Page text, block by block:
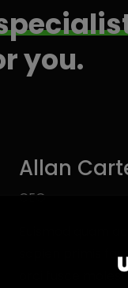
you.
Allan
CEO
sapien primis
orci fusce